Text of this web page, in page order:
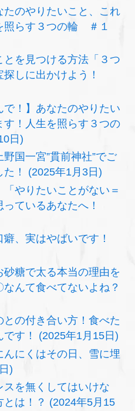
たのやりたいこと、これ
照らす３つの輪 ＃１
とを見つける方法「３つ
しに出かけよう！
で！】あなたのやりたい
す！人生を照らす３つの
日)
野国一宮”貫前神社”でご
！ (2025年1月3日)
「やりたいことがない＝
ているあなたへ！
癖、実はやばいです！
砂糖で太る本当の理由を
んて食べてないよね？
との付き合い方！食べた
す！ (2025年1月15日)
んにくはその日、雪に埋
)
スを無くしてはいけな
は！？ (2024年5月15